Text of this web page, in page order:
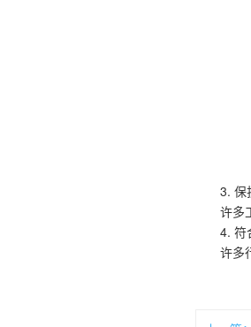
3. 保
许多
4. 符
许多